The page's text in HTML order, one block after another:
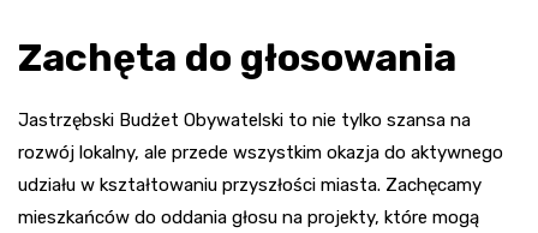
Zachęta do głosowania
Jastrzębski Budżet Obywatelski to nie tylko szansa na
rozwój lokalny, ale przede wszystkim okazja do aktywnego
udziału w kształtowaniu przyszłości miasta. Zachęcamy
mieszkańców do oddania głosu na projekty, które mogą